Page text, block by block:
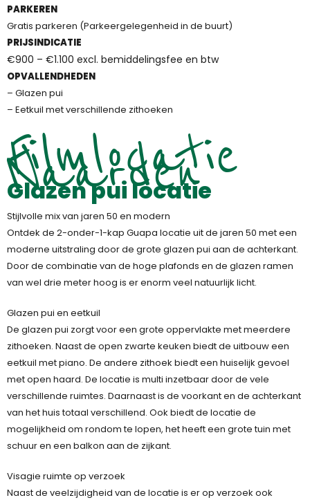
PARKEREN
Gratis parkeren (Parkeergelegenheid in de buurt)
PRIJSINDICATIE
€900 – €1.100 excl. bemiddelingsfee en btw
OPVALLENDHEDEN
– Glazen pui
– Eetkuil met verschillende zithoeken
Filmlocatie
Naarden
Glazen pui locatie
Stijlvolle mix van jaren 50 en modern
Ontdek de 2-onder-1-kap Guapa locatie uit de jaren 50 met een
moderne uitstraling door de grote glazen pui aan de achterkant.
Door de combinatie van de hoge plafonds en de glazen ramen
van wel drie meter hoog is er enorm veel natuurlijk licht.
Glazen pui en eetkuil
De glazen pui zorgt voor een grote oppervlakte met meerdere
zithoeken. Naast de open zwarte keuken biedt de uitbouw een
eetkuil met piano. De andere zithoek biedt een huiselijk gevoel
met open haard. De locatie is multi inzetbaar door de vele
verschillende ruimtes. Daarnaast is de voorkant en de achterkant
van het huis totaal verschillend. Ook biedt de locatie de
mogelijkheid om rondom te lopen, het heeft een grote tuin met
schuur en een balkon aan de zijkant.
Visagie ruimte op verzoek
Naast de veelzijdigheid van de locatie is er op verzoek ook